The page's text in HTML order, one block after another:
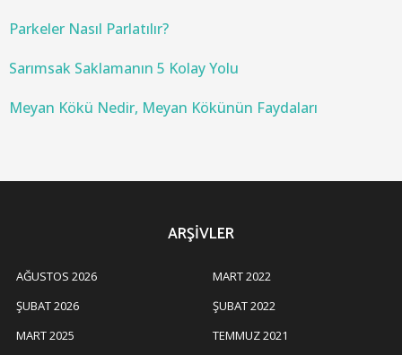
Parkeler Nasıl Parlatılır?
Sarımsak Saklamanın 5 Kolay Yolu
Meyan Kökü Nedir, Meyan Kökünün Faydaları
ARŞIVLER
AĞUSTOS 2026
ŞUBAT 2026
MART 2025
MART 2022
ŞUBAT 2022
TEMMUZ 2021